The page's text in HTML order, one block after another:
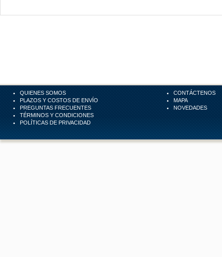
QUIENES SOMOS
PLAZOS Y COSTOS DE ENVÍO
PREGUNTAS FRECUENTES
TÉRMINOS Y CONDICIONES
POLÍTICAS DE PRIVACIDAD
CONTÁCTENOS
MAPA
NOVEDADES